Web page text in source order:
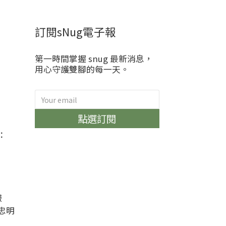
明
訂閱sNug電子報
第一時間掌握 snug 最新消息，
用心守護雙腳的每一天。
點選訂閱